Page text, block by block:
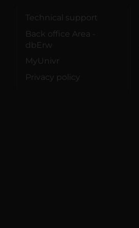
Technical support
Back office Area -
dbErw
MyUnivr
Privacy policy